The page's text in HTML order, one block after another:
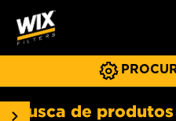
Busca de produtos